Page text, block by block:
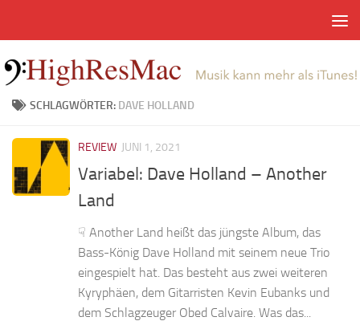
SCHLAGWÖRTER: DAVE HOLLAND
REVIEW JUNI 1, 2021
Variabel: Dave Holland – Another
Land
☟ Another Land heißt das jüngste Album, das
Bass-König Dave Holland mit seinem neue Trio
eingespielt hat. Das besteht aus zwei weiteren
Kyryphäen, dem Gitarristen Kevin Eubanks und
dem Schlagzeuger Obed Calvaire. Was das...